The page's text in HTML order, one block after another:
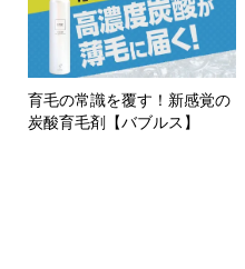
育毛の常識を覆す！新感覚の
炭酸育毛剤【バブルス】